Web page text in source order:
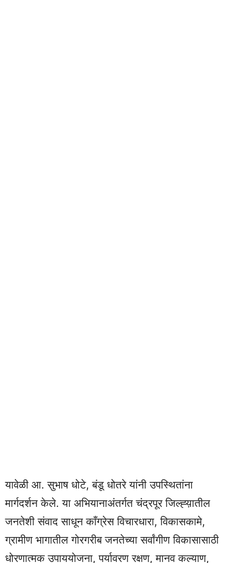
यावेळी आ. सुभाष धोटे, बंडू धोतरे यांनी उपस्थितांना
मार्गदर्शन केले. या अभियानाअंतर्गत चंद्रपूर जिल्ह्य़ातील
जनतेशी संवाद साधून काँग्रेस विचारधारा, विकासकामे,
ग्रामीण भागातील गोरगरीब जनतेच्या सर्वांगीण विकासासाठी
धोरणात्मक उपाययोजना, पर्यावरण रक्षण, मानव कल्याण,